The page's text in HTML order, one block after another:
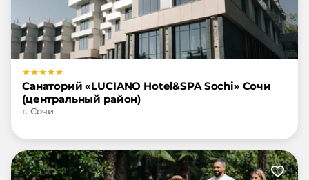
Санаторий «LUCIANO Hotel&SPA Sochi» Сочи
(центральный район)
г. Сочи